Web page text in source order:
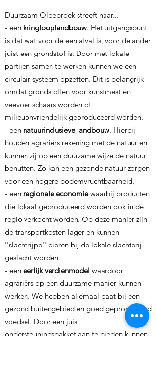
Duurzaam Oldebroek streeft naar...
- een kringlooplandbouw. Het uitgangspunt
is dat wat voor de een afval is, voor de ander
juist een grondstof is. Door met lokale
partijen samen te werken kunnen we een
circulair systeem opzetten. Dit is belangrijk
omdat grondstoffen voor kunstmest en
veevoer schaars worden of
milieuonvriendelijk geproduceerd worden.
- een natuurinclusieve landbouw. Hierbij
houden agrariërs rekening met de natuur en
kunnen zij op een duurzame wijze de natuur
benutten. Zo kan een gezonde natuur zorgen
voor een hogere bodemvruchtbaarheid.
- een regionale economiewaarbij producten
die lokaal geproduceerd worden ook in de
regio verkocht worden. Op deze manier zijn
de transportkosten lager en kunnen
''slachtrijpe'' dieren bij de lokale slachterij
geslacht worden.
- een eerlijk verdienmodel waardoor
agrariërs op een duurzame manier kunnen
werken. We hebben allemaal baat bij een
gezond buitengebied en goed geproduceerd
voedsel. Door een juist
ondersteuningspakket aan te bieden kunnen